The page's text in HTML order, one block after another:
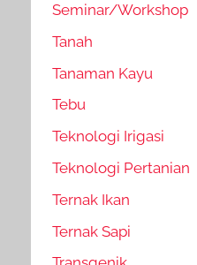
Seminar/Workshop
Tanah
Tanaman Kayu
Tebu
Teknologi Irigasi
Teknologi Pertanian
Ternak Ikan
Ternak Sapi